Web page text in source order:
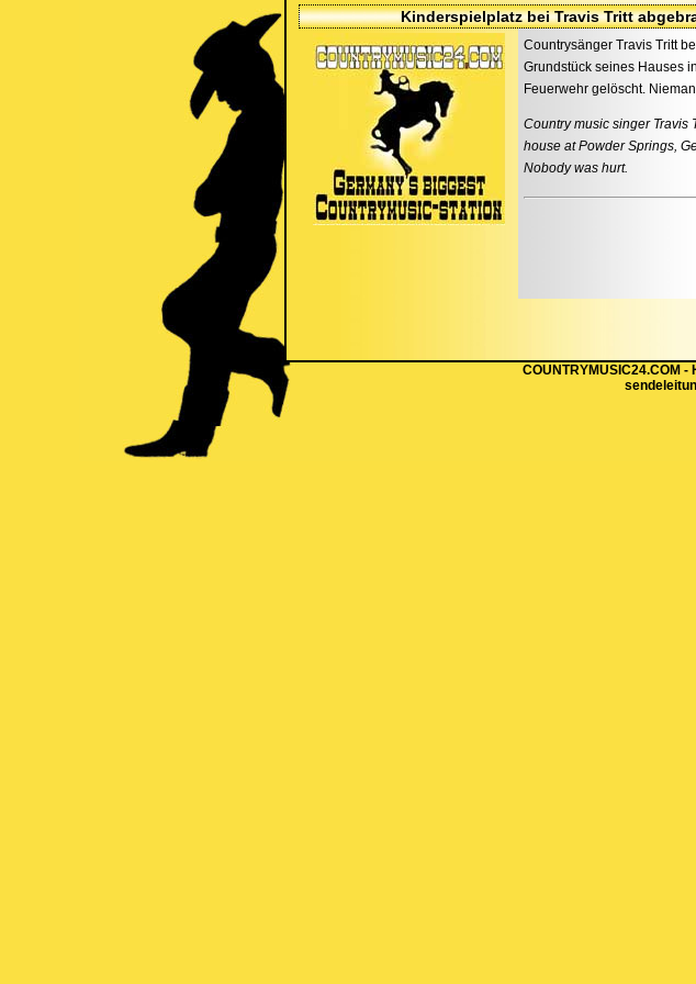
Kinderspielplatz bei Travis Tritt
Countrysänger Travis Tritt
Grundstück seines Hauses
Feuerwehr gelöscht.
Country music singer Travis
house at Powder Springs,
Nobody was hurt.
COUNTRYMUSIC24.COM